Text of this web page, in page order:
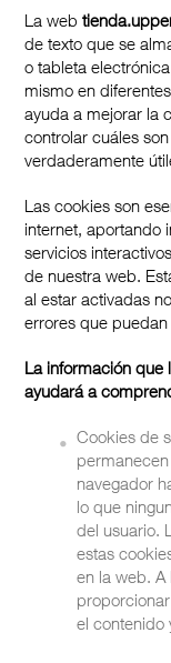
La web
de texto que se
o tableta
mismo en
ayuda a mejorar la
controlar cuáles
verdaderamente
Las cookies son
internet, aportando
servicios
de nuestra web.
al estar activadas
errores que
La información que
ayudará a
Cookies de
navegador
lo que
del usuario.
estas
en la web. A
el contenido